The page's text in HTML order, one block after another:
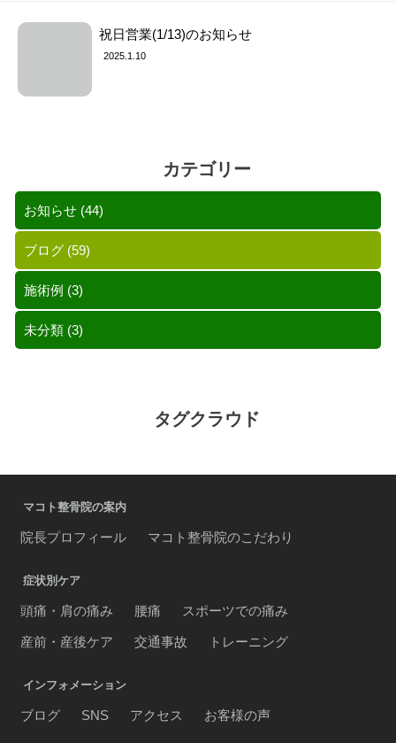
祝日営業(1/13)のお知らせ
2025.1.10
カテゴリー
お知らせ (44)
ブログ (59)
施術例 (3)
未分類 (3)
タグクラウド
マコト整骨院の案内
院長プロフィール マコト整骨院のこだわり
症状別ケア
頭痛・肩の痛み 腰痛 スポーツでの痛み
産前・産後ケア 交通事故 トレーニング
インフォメーション
ブログ SNS アクセス お客様の声